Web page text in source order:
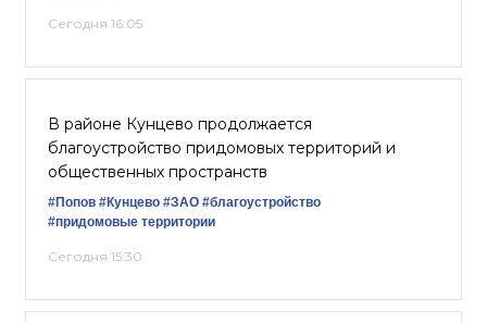
Сегодня 16:05
В районе Кунцево продолжается
благоустройство придомовых территорий и
общественных пространств
#Попов #Кунцево #ЗАО #благоустройство
#придомовые территории
Сегодня 15:30